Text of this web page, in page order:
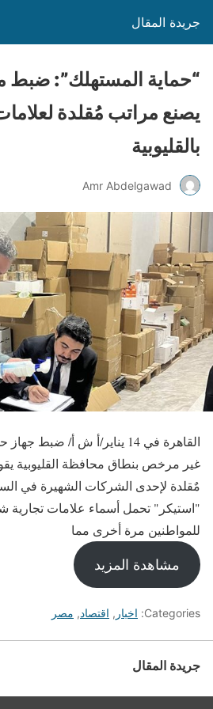
جريدة المقال
“حماية المستهلك”:
يصنع مراتب مُقلدة
بالقليوبية
Amr Abdelgawad
القاهرة في 14 يناير/أ ش أ/
غير مرخص بنطاق محافظة القليوبية
مٌقلدة لإحدى الشركات الشهيرة في
"استيكر" تحمل أسماء علامات تجارية
للمواطنين مرة أخرى مما
مشاهدة المزيد
Categories: اخبار , اقتصاد, مصر
جريدة المقال